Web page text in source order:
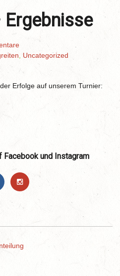
Ergebnisse
Uncategorized
Erfolge auf unserem Turnier:
Facebook und Instagram